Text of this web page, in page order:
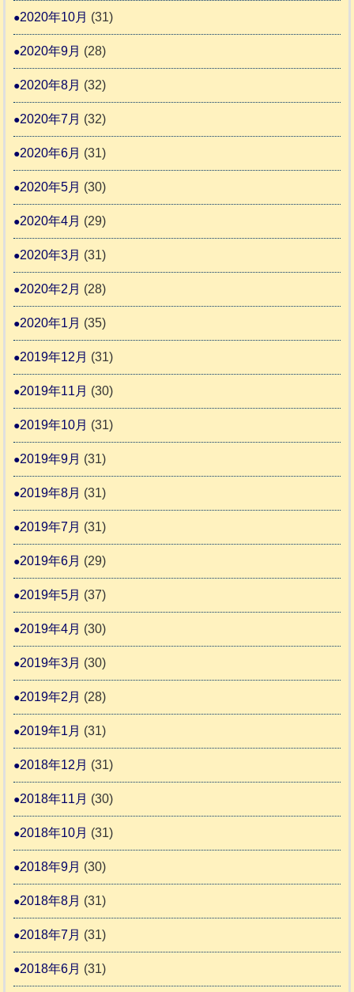
2020年10月 (31)
2020年9月 (28)
2020年8月 (32)
2020年7月 (32)
2020年6月 (31)
2020年5月 (30)
2020年4月 (29)
2020年3月 (31)
2020年2月 (28)
2020年1月 (35)
2019年12月 (31)
2019年11月 (30)
2019年10月 (31)
2019年9月 (31)
2019年8月 (31)
2019年7月 (31)
2019年6月 (29)
2019年5月 (37)
2019年4月 (30)
2019年3月 (30)
2019年2月 (28)
2019年1月 (31)
2018年12月 (31)
2018年11月 (30)
2018年10月 (31)
2018年9月 (30)
2018年8月 (31)
2018年7月 (31)
2018年6月 (31)